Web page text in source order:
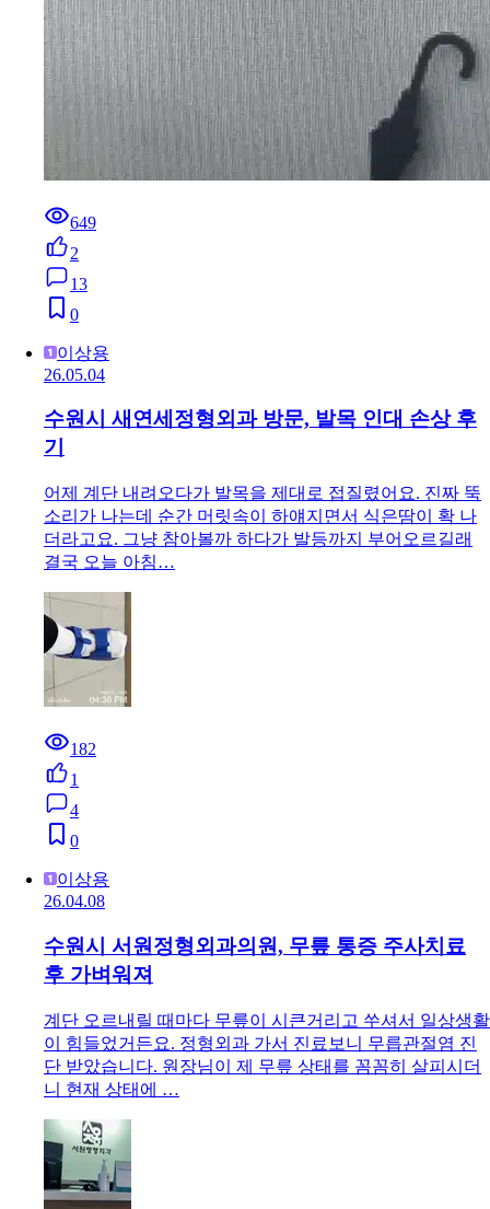
649
2
13
0
이상용
26.05.04
수원시 새연세정형외과 방문, 발목 인대 손상 후
기
어제 계단 내려오다가 발목을 제대로 접질렸어요. 진짜 뚝
소리가 나는데 순간 머릿속이 하얘지면서 식은땀이 확 나
더라고요. 그냥 참아볼까 하다가 발등까지 부어오르길래
결국 오늘 아침…
182
1
4
0
이상용
26.04.08
수원시 서원정형외과의원, 무릎 통증 주사치료
후 가벼워져
계단 오르내릴 때마다 무릎이 시큰거리고 쑤셔서 일상생활
이 힘들었거든요. 정형외과 가서 진료보니 무릅관절염 진
단 받았습니다. 원장님이 제 무릎 상태를 꼼꼼히 살피시더
니 현재 상태에 …